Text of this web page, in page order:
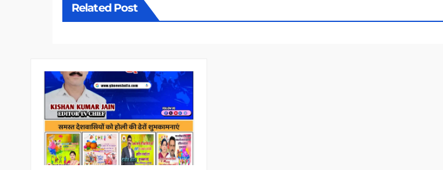
Related Post